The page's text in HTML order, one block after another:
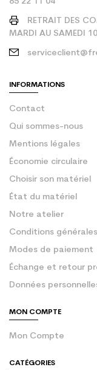
RETRAIT DES
MARDI AU SAMEDI
INFORMATIONS
Contact
Qui sommes-nous
Mentions légales
Économie circulaire
Choisir son matériel
État du matériel
Notre atelier
Conditions
Modes de paiement
Échange et retour
Données
MON COMPTE
Mon Compte
CATÉGORIES